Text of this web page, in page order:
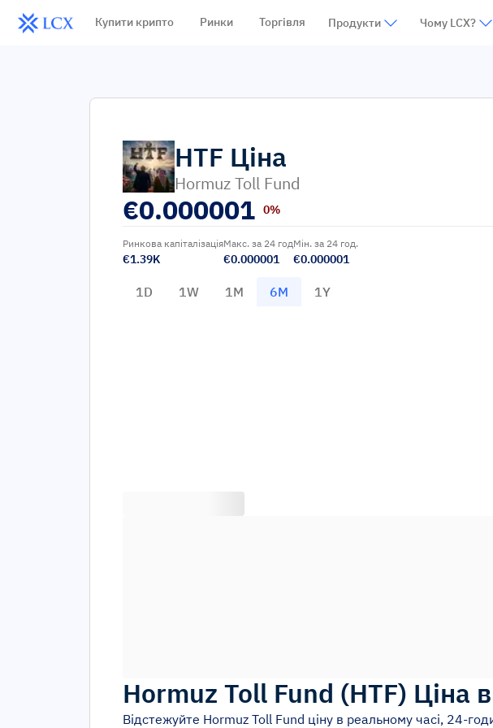
Купити крипто Ринки Торгівля Продукти Чому LCX?
HTF Ціна
Hormuz Toll Fund
€0.000001 0%
Ринкова капіталізація
€1.39K
Макс. за 24 год
€0.000001
Мін. за 24 год.
€0.000001
1D 1W 1M 6M 1Y
Hormuz Toll Fund (HTF) Ціна
Відстежуйте Hormuz Toll Fund ціну в реальному часі, 24-